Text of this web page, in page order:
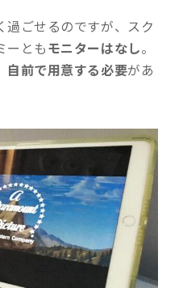
過ごせるのですが、スク
ーともモニターはなし。
自前で用意する必要があ